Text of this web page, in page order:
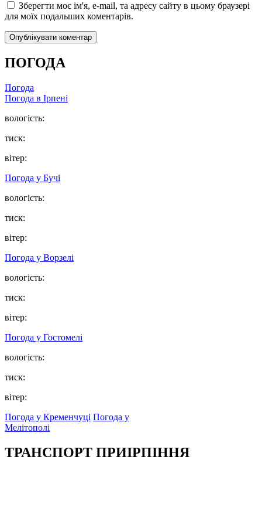
Зберегти моє ім'я, e-mail, та адресу сайту в цьому браузері
для моїх подальших коментарів.
ПОГОДА
Погода
Погода в Ірпені
вологість:
тиск:
вітер:
Погода у Бучі
вологість:
тиск:
вітер:
Погода у Ворзелі
вологість:
тиск:
вітер:
Погода у Гостомелі
вологість:
тиск:
вітер:
Погода у Кременчуці Погода у
Мелітополі
ТРАНСПОРТ ПРИІРПІННЯ